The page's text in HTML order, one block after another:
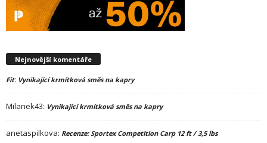
Nejnovější komentáře
Fit: Vynikající krmítková směs na kapry
Milanek43: Vynikající krmítková směs na kapry
anetaspilkova: Recenze: Sportex Competition Carp 12 ft / 3,5 lbs